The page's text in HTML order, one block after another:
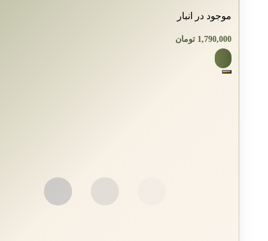
موجود در انبار
1,790,000 تومان